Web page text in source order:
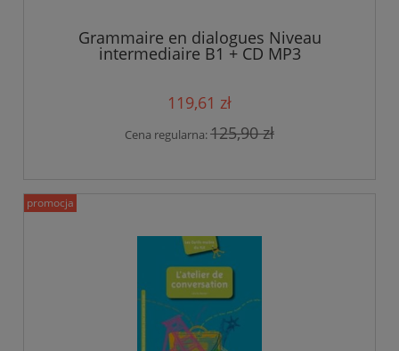
Grammaire en dialogues Niveau
intermediaire B1 + CD MP3
119,61 zł
Cena regularna:125,90 zł
promocja